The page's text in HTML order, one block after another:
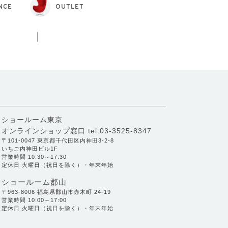
OUTLET
ショールーム東京
オンラインショップ窓口 tel.03-3525-8347
〒101-0047 東京都千代田区内神田3-2-8
いちご内神田ビル1F
営業時間 10:30～17:30
定休日 火曜日（祝日を除く）・年末年始
ショールーム郡山
〒963-8006 福島県郡山市赤木町 24-19
営業時間 10:00～17:00
定休日 火曜日（祝日を除く）・年末年始